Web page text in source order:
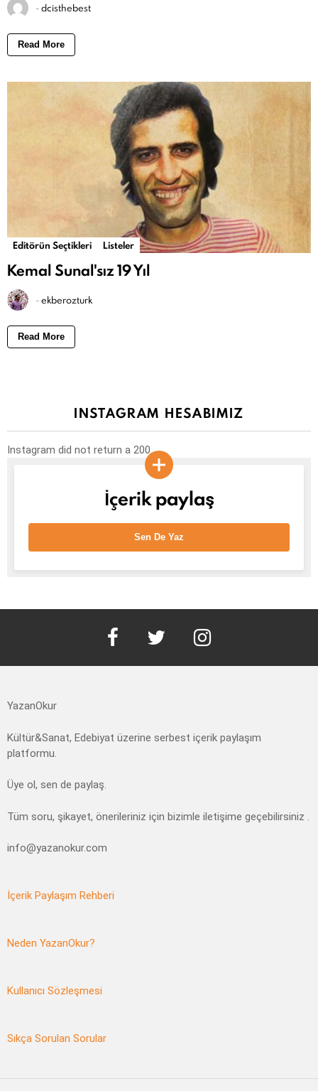
-dcisthebest
Read More
Editörün Seçtikleri Listeler
Kemal Sunal'sız 19 Yıl
-ekberozturk
Read More
INSTAGRAM HESABIMIZ
Instagram did not return a 200.
İçerik paylaş
Sen De Yaz
YazanOkur
Kültür&Sanat, Edebiyat üzerine serbest içerik paylaşım
platformu.
Üye ol, sen de paylaş.
Tüm soru, şikayet, önerileriniz için bizimle iletişime geçebilirsiniz .
info@yazanokur.com
İçerik Paylaşım Rehberi
Neden YazanOkur?
Kullanıcı Sözleşmesi
Sıkça Sorulan Sorular